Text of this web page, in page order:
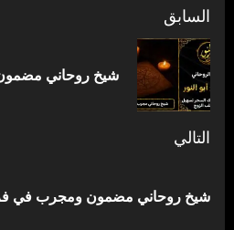
تصفّح
المقالات
السابق
شيخ روحاني
التالي
المقالة
شيخ روحاني مضمون ومجرب في